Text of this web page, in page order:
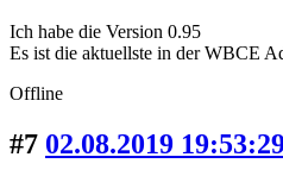
Ich habe die Version 0.95
Es ist die aktuellste in der WBCE
Offline
#7 02.08.2019